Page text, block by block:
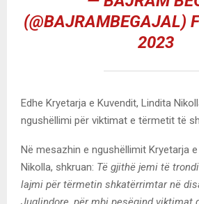
(@BAJRAMBEGAJAL)
2023
Edhe Kryetarja e Kuvendit, Lindita
ngushëllimi për viktimat e tërmetit të
Në mesazhin e ngushëllimit Kryetarja
Nikolla, shkruan: Të gjithë jemi të
lajmi për tërmetin shkatërrimtar në